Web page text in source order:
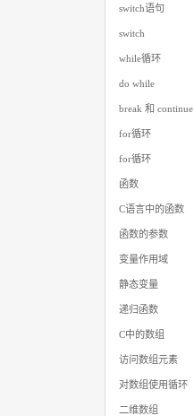
switch语句
switch
while循环
do while
break 和 continue
for循环
for循环
函数
C语言中的函数
函数的参数
变量作用域
静态变量
递归函数
C中的数组
访问数组元素
对数组使用循环
二维数组